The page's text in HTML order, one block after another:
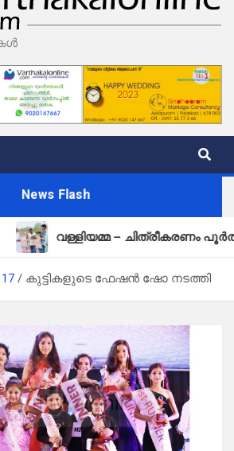
News Flash
വള്ളിയമ്മ – ചിത്രീകരണം
17 കുട്ടികളുടെ ഫേഷൻ ഷോ നടത്തി